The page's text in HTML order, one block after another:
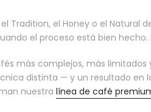
Tradition, el Honey o el Natural
el proceso está bien hecho.
más complejos, más
distinta — y un resultado en
nuestra línea de café